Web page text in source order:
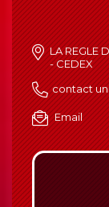
LA REGLE
- CEDEX
contact
Email